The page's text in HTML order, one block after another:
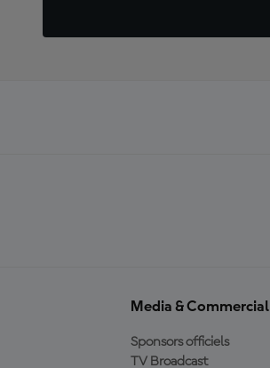
Media & Commercial
Sponsors officiels
TV Broadcast